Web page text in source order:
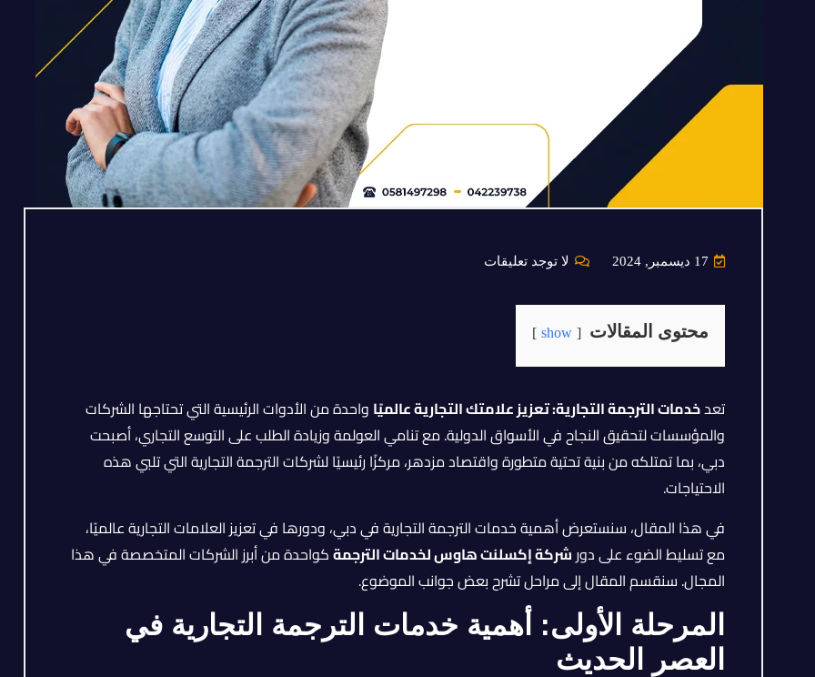
لا توجد تعليقات
محتوى المقالات show
تعدخدمات الترجمة التجارية: تعزيز علامتك التجارية عالميًا واحدة من الأدوات الرئيسية التي تحتاجها الشركات
والمؤسسات لتحقيق النجاح في الأسواق الدولية. مع تنامي العولمة وزيادة الطلب على التوسع التجاري، أصبحت
دبي، بما تمتلكه من بنية تحتية متطورة واقتصاد مزدهر، مركزًا رئيسيًا لشركات الترجمة التجارية التي تلبي هذه
الاحتياجات.
في هذا المقال، سنستعرض أهمية خدمات الترجمة التجارية في دبي، ودورها في تعزيز العلامات التجارية عالميًا،
مع تسليط الضوء على دورشركة إكسلنت هاوس لخدمات الترجمةكواحدة من أبرز الشركات المتخصصة في هذا
المجال. سنقسم المقال إلى مراحل تشرح بعض جوانب الموضوع.
المرحلة الأولى: أهمية خدمات الترجمة التجارية في
العصر الحديث